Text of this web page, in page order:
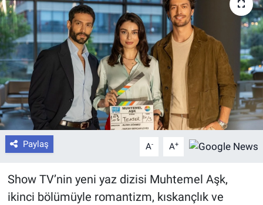
Paylaş A- A+
Show TV’nin yeni yaz dizisi Muhtemel Aşk,
ikinci bölümüyle romantizm, kıskançlık ve